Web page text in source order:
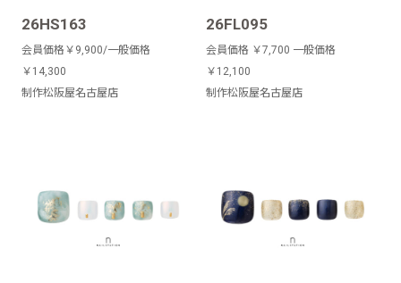
26HS163
会員価格￥9,900/一般価格
￥14,300
制作松阪屋名古屋店
26FL095
会員価格 ￥7,700 一般価格
￥12,100
制作松阪屋名古屋店